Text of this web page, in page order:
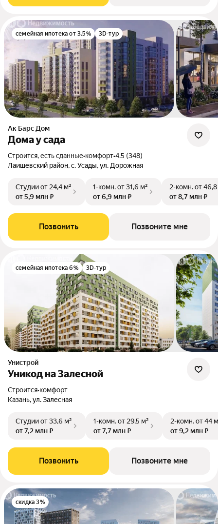
семейная ипотека от 3.5% 3D-тур
Ак Барс Дом
Дома у сада
Строится, есть сданные•комфорт•4.5 (348)
Лаишевский район, с. Усады, ул. Дорожная
Студииот 24,4 м²
от 5,9 млн ₽
1-комн.от 31,6 м²
от 6,9 млн ₽
2-комн.от
от 8,7 млн ₽
Позвонить Позвоните мне
семейная ипотека 6% 3D-тур
Унистрой
Уникод на Залесной
Строится•комфорт
Казань, ул. Залесная
Студииот 33,6 м²
от 7,2 млн ₽
1-комн.от 29,5 м²
от 7,7 млн ₽
2-комн.от 44
от 9,2 млн ₽
Позвонить Позвоните мне
скидка 3%